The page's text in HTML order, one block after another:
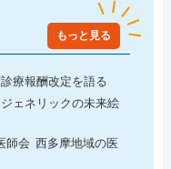
もっと見る
療報酬改定を語る
ェネリックの未来絵
師会 西多摩地域の医